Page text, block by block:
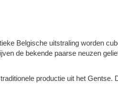
Belgische uitstraling worden
de bekende paarse neuzen
productie uit het Gentse.